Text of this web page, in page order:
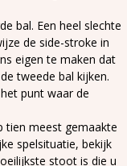
bal. Een heel slechte
de side-stroke in
eigen te maken dat
tweede bal kijken.
punt waar de
meest gemaakte
spelsituatie, bekijk
stoot is die u